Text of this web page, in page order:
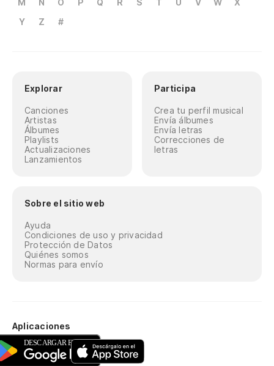
M
N O P Q R S T U V W
X
Y
Z #
Explorar
Canciones
Artistas
Álbumes
Playlists
Actualizaciones
Lanzamientos
Participa
Crea tu perfil musical
Envía álbumes
Envía letras
Correcciones de
letras
Sobre el sitio web
Ayuda
Condiciones de uso y privacidad
Protección de Datos
Quiénes somos
Normas para envío
Aplicaciones